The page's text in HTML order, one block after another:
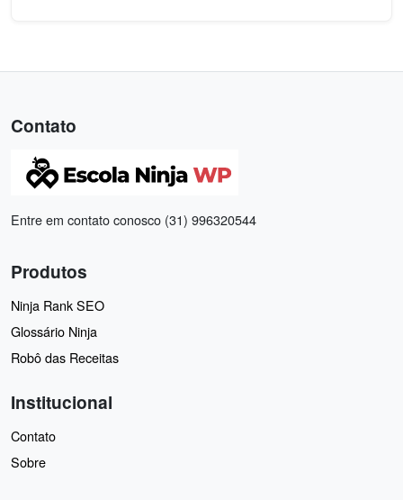
Contato
Entre em contato conosco (31) 996320544
Produtos
Ninja Rank SEO
Glossário Ninja
Robô das Receitas
Institucional
Contato
Sobre